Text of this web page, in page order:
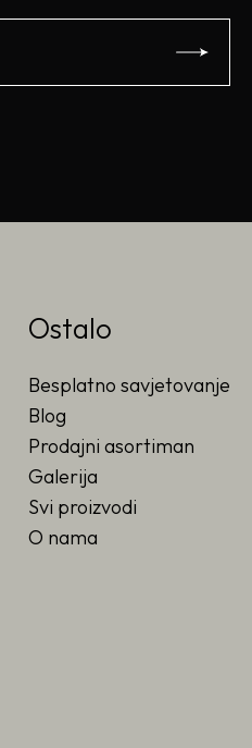
Ostalo
Besplatno savjetovanje
Blog
Prodajni asortiman
Galerija
Svi proizvodi
O nama